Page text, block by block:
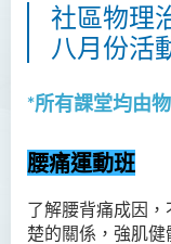
社區物理
八月份活
*所有課堂均由
腰痛運動班
了解腰背痛成因
楚的關係，強肌健